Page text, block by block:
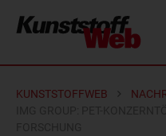
KUNSTSTOFFWEB